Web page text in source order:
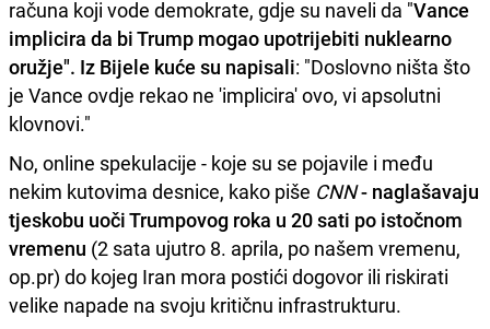
računa koji vode demokrate, gdje su naveli da "Vance
implicira da bi Trump mogao upotrijebiti nuklearno
oružje". Iz Bijele kuće su napisali: "Doslovno ništa što
je Vance ovdje rekao ne 'implicira' ovo, vi apsolutni
klovnovi."
No, online spekulacije - koje su se pojavile i među
nekim kutovima desnice, kako piše CNN- naglašavaju
tjeskobu uoči Trumpovog roka u 20 sati po istočnom
vremenu (2 sata ujutro 8. aprila, po našem vremenu,
op.pr) do kojeg Iran mora postići dogovor ili riskirati
velike napade na svoju kritičnu infrastrukturu.